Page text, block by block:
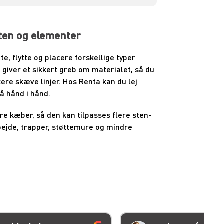
og elementer
flytte og placere forskellige typer
et sikkert greb om materialet, så du
skæve linjer. Hos Renta kan du lej
hånd i hånd.
kæber, så den kan tilpasses flere sten-
trapper, støttemure og mindre